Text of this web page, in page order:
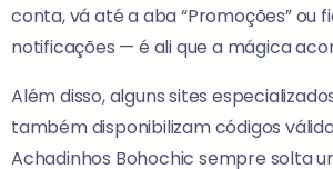
conta, vá até a aba “Promoções” ou
notificações — é ali que a mágica
Além disso, alguns sites
também disponibilizam códigos
Achadinhos Bohochic sempre solta